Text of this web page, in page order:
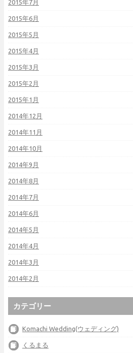
2015年7月
2015年6月
2015年5月
2015年4月
2015年3月
2015年2月
2015年1月
2014年12月
2014年11月
2014年10月
2014年9月
2014年8月
2014年7月
2014年6月
2014年5月
2014年4月
2014年3月
2014年2月
カテゴリー
Komachi Wedding(ウェディング)
くるまる